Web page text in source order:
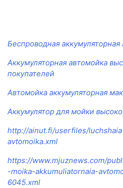
Беспроводная аккумуляторная
Аккумуляторная автомойка
покупателей
Автомойка аккумуляторная
Аккумулятор для мойки
http://ainut.fi/userfiles/
avtomoika.xml
https://www.mjuznews.com/
-moika-akkumuliatornaia-
6045.xml